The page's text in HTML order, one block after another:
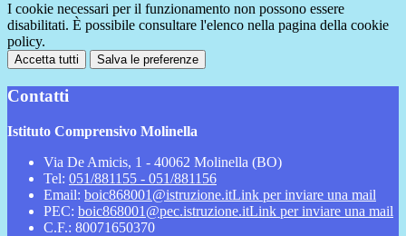
I cookie necessari per il funzionamento non possono essere
disabilitati. È possibile consultare l'elenco nella pagina della cookie
policy.
Accetta tutti Salva le preferenze
Contatti
Istituto Comprensivo Molinella
Via De Amicis, 1 - 40062 Molinella (BO)
Tel: 051/881155 - 051/881156
Email: boic868001@istruzione.itLink per inviare una mail
PEC: boic868001@pec.istruzione.itLink per inviare una mail
C.F.: 80071650370